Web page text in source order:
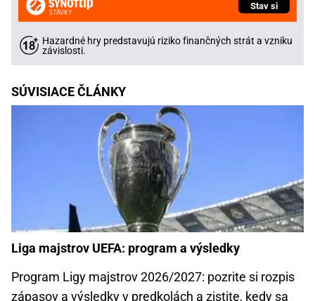
Stav si
Hazardné hry predstavujú riziko finančných strát a vzniku
závislosti.
SÚVISIACE ČLÁNKY
Liga majstrov UEFA: program a výsledky
Program Ligy majstrov 2026/2027: pozrite si rozpis
zápasov a výsledky v predkolách a zistite, kedy sa